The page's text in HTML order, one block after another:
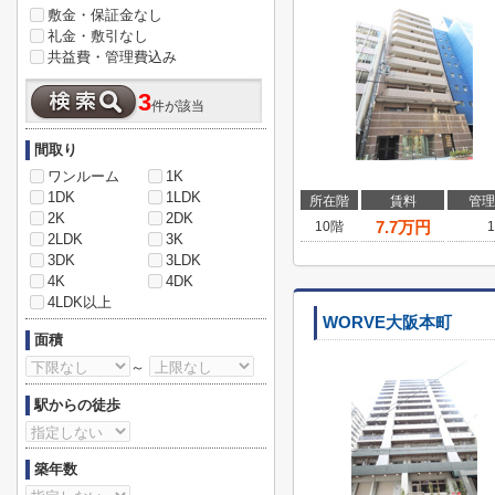
所在階 賃料
管
10階
7.7万円
WORVE大阪本町
敷金・保証金なし
礼金・敷引なし
共益費・管理費込み
3件が該当
間取り
ワンルーム
1K
1DK
1LDK
2K
2DK
2LDK
3K
3DK
3LDK
4K
4DK
4LDK以上
面積
～
駅からの徒歩
築年数